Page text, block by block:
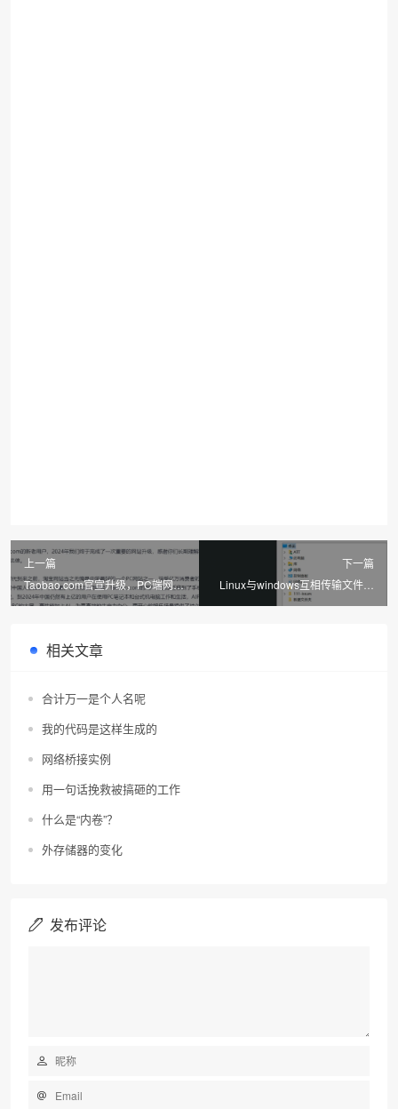
上一篇
Taobao.com官宣升级，PC端网站
或将再次迎来春天
下一篇
Linux与windows互相传输文件之
相关文章
合计万一是个人名呢
我的代码是这样生成的
网络桥接实例
用一句话挽救被搞砸的工作
什么是“内卷”？
外存储器的变化
发布评论